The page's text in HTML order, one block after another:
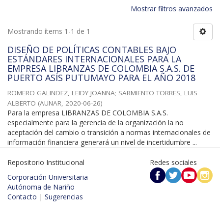
Mostrar filtros avanzados
Mostrando ítems 1-1 de 1
DISEÑO DE POLÍTICAS CONTABLES BAJO
ESTÁNDARES INTERNACIONALES PARA LA
EMPRESA LIBRANZAS DE COLOMBIA S.A.S. DE
PUERTO ASÍS PUTUMAYO PARA EL AÑO 2018
ROMERO GALINDEZ, LEIDY JOANNA; SARMIENTO TORRES, LUIS
ALBERTO (AUNAR, 2020-06-26)
Para la empresa LIBRANZAS DE COLOMBIA S.A.S.
especialmente para la gerencia de la organización la no
aceptación del cambio o transición a normas internacionales de
información financiera generará un nivel de incertidumbre ...
Repositorio Institucional
Corporación Universitaria
Autónoma de Nariño
Contacto | Sugerencias
Redes sociales